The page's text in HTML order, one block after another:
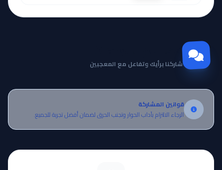
مجتمع Otanyuu
شاركنا برأيك وتفاعل مع المعجبين
قوانين المشاركة
الرجاء الالتزام بآداب الحوار وتجنب الحرق لضمان أفضل تجربة للجميع.